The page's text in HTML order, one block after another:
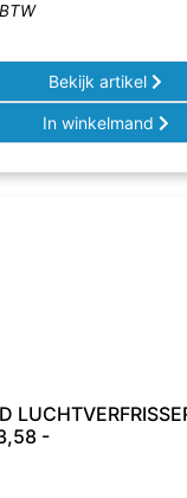
Bekijk artikel
In winkelmand
-